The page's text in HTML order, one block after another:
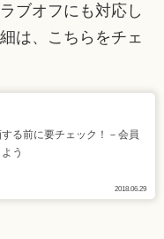
ブオフにも対応し
は、こちらをチェ
る前に要チェック！－会員
う
2018.06.29